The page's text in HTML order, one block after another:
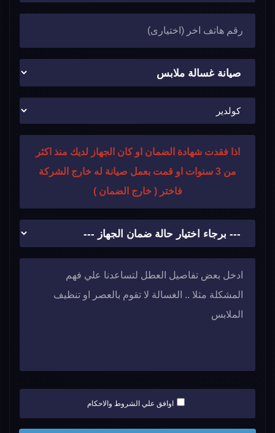
اذا فقدت شهادة الضمان او كان الجهاز لديك منذ اكثر
من 3 سنوات او قمت بعمل صيانة له خارج الشركة
فاختر ( خارج الضمان )
اوافق علي الشروط والاحكام